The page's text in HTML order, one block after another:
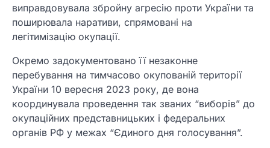
виправдовувала збройну агресію проти України та
поширювала наративи, спрямовані на
легітимізацію окупації.
Окремо задокументовано її незаконне
перебування на тимчасово окупованій території
України 10 вересня 2023 року, де вона
координувала проведення так званих “виборів” до
окупаційних представницьких і федеральних
органів РФ у межах “Єдиного дня голосування”.